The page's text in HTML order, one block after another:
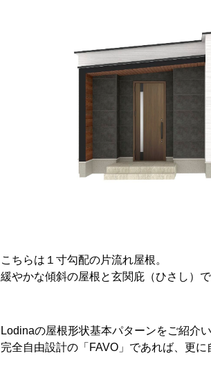
こちらは１寸勾配の片流れ屋根。
緩やかな傾斜の屋根と玄関庇（ひさし）
Lodinaの屋根形状基本パターンをご紹介い
完全自由設計の「FAVO」であれば、更に